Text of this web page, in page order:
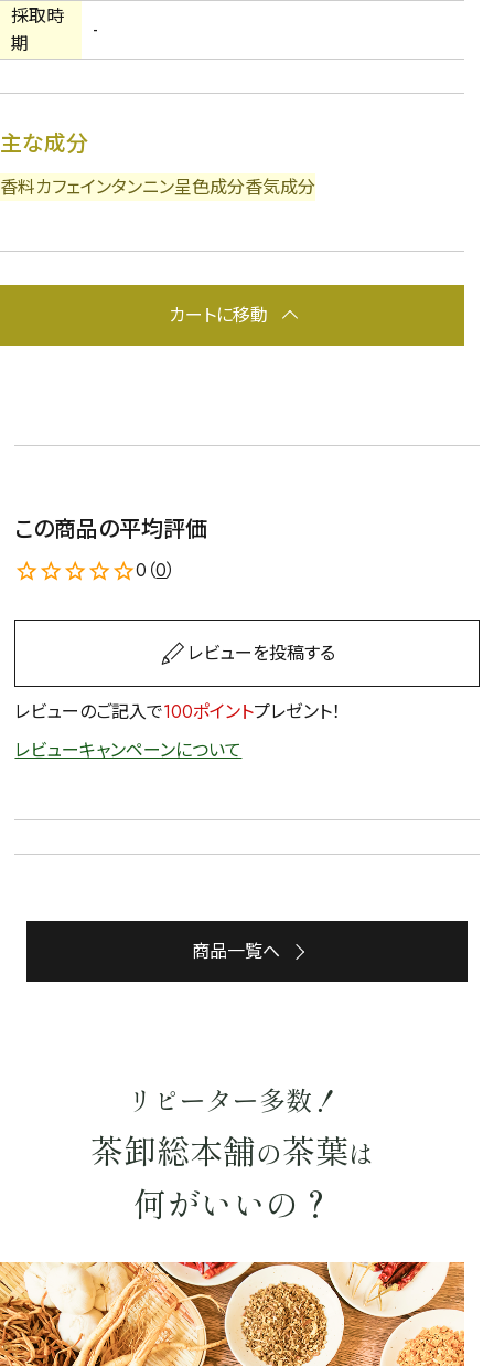
詳細検索
キーワードで探す
採取時
期
-
主な成分
香料カフェインタンニン呈色成分香気成分
カートに移動
この商品の平均評価
0（0）
レビューを投稿する
レビューのご記入で100ポイントプレゼント！
レビューキャンペーンについて
商品一覧へ
リピーター多数！
茶卸総本舗の茶葉は
何がいいの？